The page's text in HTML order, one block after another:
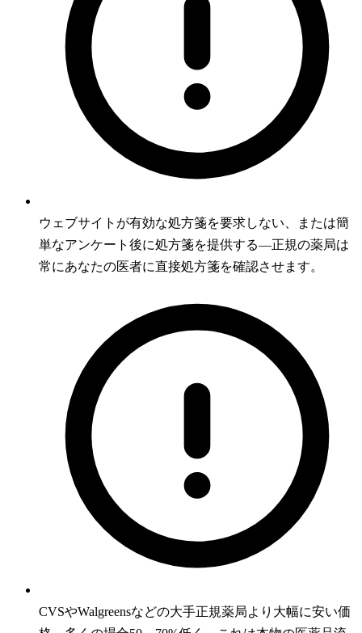
ウェブサイトが有効な処方箋を要求しない、または簡
単なアンケート後に処方箋を提供する—正規の薬局は
常にあなたの医者に直接処方箋を確認させます。
CVSやWalgreensなどの大手正規薬局より大幅に安い価